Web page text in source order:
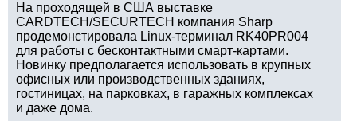
На проходящей в США выставке
CARDTECH/SECURTECH компания Sharp
продемонстировала Linux-терминал RK40PR004
для работы с бесконтактными смарт-картами.
Новинку предполагается использовать в крупных
офисных или производственных зданиях,
гостиницах, на парковках, в гаражных комплексах
и даже дома.